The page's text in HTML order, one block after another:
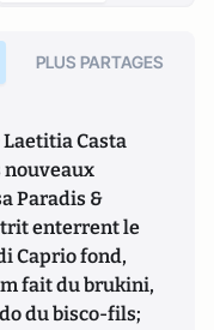
PLUS PARTAGES
Casta
Paradis &
enterrent le
Caprio fond,
fait du brukini,
du bisco-fils;